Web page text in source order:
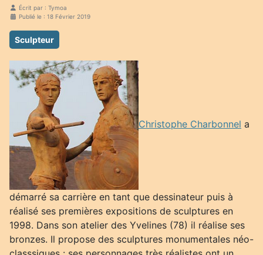
Écrit par : Tymoa
Publié le : 18 Février 2019
Sculpteur
Christophe Charbonnel a
démarré sa carrière en tant que dessinateur puis à
réalisé ses premières expositions de sculptures en
1998. Dans son atelier des Yvelines (78) il réalise ses
bronzes. Il propose des sculptures monumentales néo-